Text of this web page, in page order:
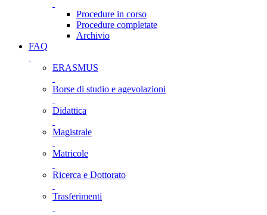
Procedure in corso
Procedure completate
Archivio
FAQ
ERASMUS
Borse di studio e agevolazioni
Didattica
Magistrale
Matricole
Ricerca e Dottorato
Trasferimenti